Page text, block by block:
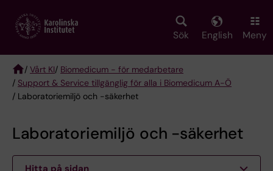
main
Sök English Meny
Breadcrumb
/ Vårt KI/ Biomedicum - för medarbetare
/ Support & Service tillgänglig för alla i Biomedicum A-Ö
/ Laboratoriemiljö och -säkerhet
Laboratoriemiljö och -säkerhet